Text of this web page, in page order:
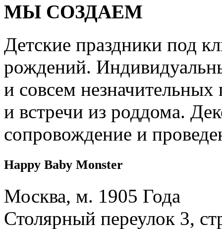
МЫ СОЗДАЕМ
Детские праздники под
рождений.
и совсем
и встречи из роддома.
сопровождение и
Happy Baby Monster
Москва, м. 1905 Года
Столярный переулок 3,